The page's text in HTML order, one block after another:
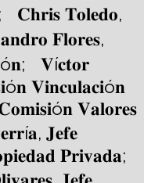
𝐂𝐡𝐫𝐢𝐬 𝐓𝐨𝐥𝐞𝐝𝐨,
𝐅𝐥𝐨𝐫𝐞𝐬,
𝐕í𝐜𝐭𝐨𝐫
𝐕𝐢𝐧𝐜𝐮𝐥𝐚𝐜𝐢ó𝐧
𝐕𝐚𝐥𝐨𝐫𝐞𝐬
𝐉𝐞𝐟𝐞
𝐏𝐫𝐢𝐯𝐚𝐝𝐚;